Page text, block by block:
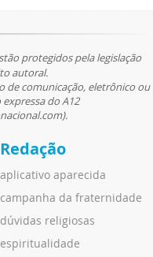
protegidos pela legislação
autoral.
comunicação, eletrônico ou
do A12
Redação
aplicativo aparecida
campanha da fraternidade
dúvidas religiosas
espiritualidade